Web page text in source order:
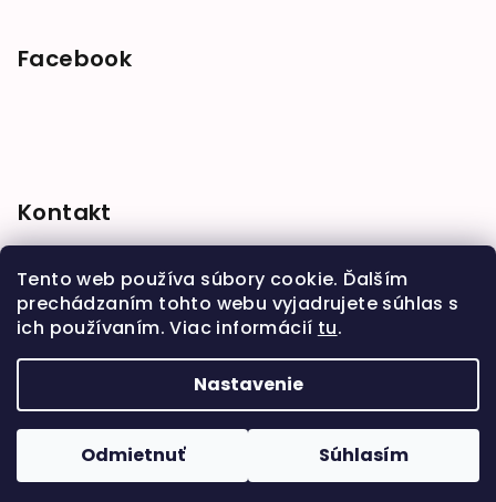
Tento web používa súbory cookie. Ďalším
prechádzaním tohto webu vyjadrujete súhlas s
ich používaním. Viac informácií tu.
Nastavenie
Odmietnuť Súhlasím
Facebook
Kontakt
shop @babymarket.sk
+421 914 334 455
Upraviť nastavenie cookies
Vytvoril Shoptet